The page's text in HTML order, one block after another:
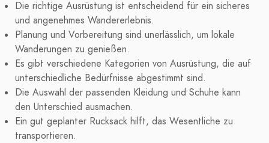
Die richtige Ausrüstung ist entscheidend für ein sicheres
und angenehmes Wandererlebnis.
Planung und Vorbereitung sind unerlässlich, um lokale
Wanderungen zu genießen.
Es gibt verschiedene Kategorien von Ausrüstung, die auf
unterschiedliche Bedürfnisse abgestimmt sind.
Die Auswahl der passenden Kleidung und Schuhe kann
den Unterschied ausmachen.
Ein gut geplanter Rucksack hilft, das Wesentliche zu
transportieren.